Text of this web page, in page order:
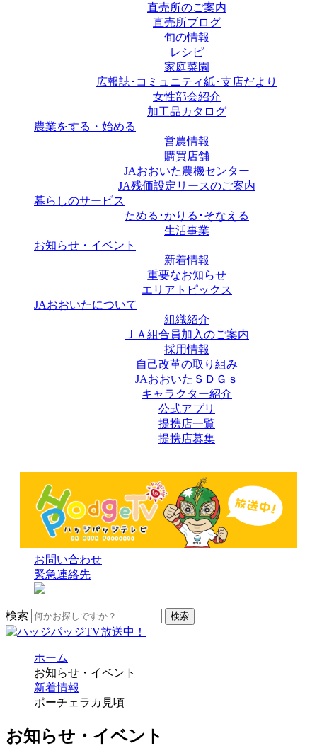
直売所のご案内
直売所ブログ
旬の情報
レシピ
家庭菜園
広報誌･コミュニティ紙･支店だより
女性部会紹介
加工品カタログ
農業をする・始める
営農情報
購買店舗
JAおおいた農機センター
JA残価設定リースのご案内
暮らしのサービス
ためる･かりる･そなえる
生活事業
お知らせ・イベント
新着情報
重要なお知らせ
エリアトピックス
JAおおいたについて
組織紹介
ＪＡ組合員加入のご案内
採用情報
自己改革の取り組み
JAおおいたＳＤＧｓ
キャラクター紹介
公式アプリ
提携店一覧
提携店募集
お問い合わせ
緊急連絡先
検索
ホーム
お知らせ・イベント
新着情報
ポーチェラカ見頃
お知らせ・イベント